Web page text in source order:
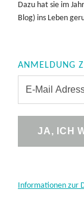
Dazu hat sie im
Blog) ins Leben
ANMELDUNG
Informationen zur